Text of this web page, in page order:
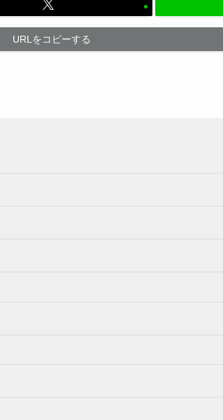
URLをコピーする